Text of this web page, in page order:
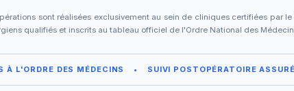
sont réalisées exclusivement au sein de cliniques certifiées par le
qualifiés et inscrits au tableau officiel de l'Ordre National des
À L'ORDRE DES MÉDECINS • SUIVI POSTOPÉRATOIRE ASSURÉ